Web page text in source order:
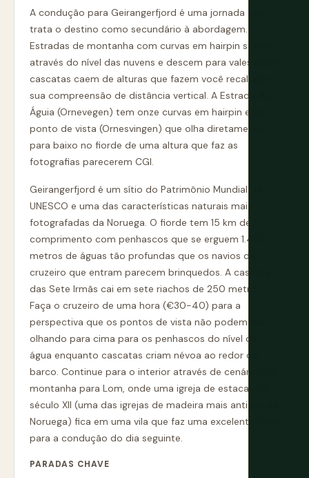
A condução para Geirangerfjord é uma jornada que
trata o destino como secundário à abordagem.
Estradas de montanha com curvas em hairpin sobem
através do nível das nuvens e descem para vales onde
cascatas caem de alturas que fazem você recalcular
sua compreensão de distância vertical. A Estrada da
Águia (Ornevegen) tem onze curvas em hairpin e um
ponto de vista (Ornesvingen) que olha diretamente
para baixo no fiorde de uma altura que faz as
fotografias parecerem CGI.
Geirangerfjord é um sítio do Patrimônio Mundial da
UNESCO e uma das características naturais mais
fotografadas da Noruega. O fiorde tem 15 km de
comprimento com penhascos que se erguem 1.400
metros de águas tão profundas que os navios de
cruzeiro que entram parecem brinquedos. A cascata
das Sete Irmãs cai em sete riachos de 250 metros.
Faça o cruzeiro de uma hora (€30-40) para a
perspectiva que os pontos de vista não podem dar:
olhando para cima para os penhascos do nível da
água enquanto cascatas criam névoa ao redor do
barco. Continue para o interior através de cenários de
montanha para Lom, onde uma igreja de estacas do
século XII (uma das igrejas de madeira mais antigas da
Noruega) fica em uma vila que faz uma excelente base
para a condução do dia seguinte.
PARADAS CHAVE